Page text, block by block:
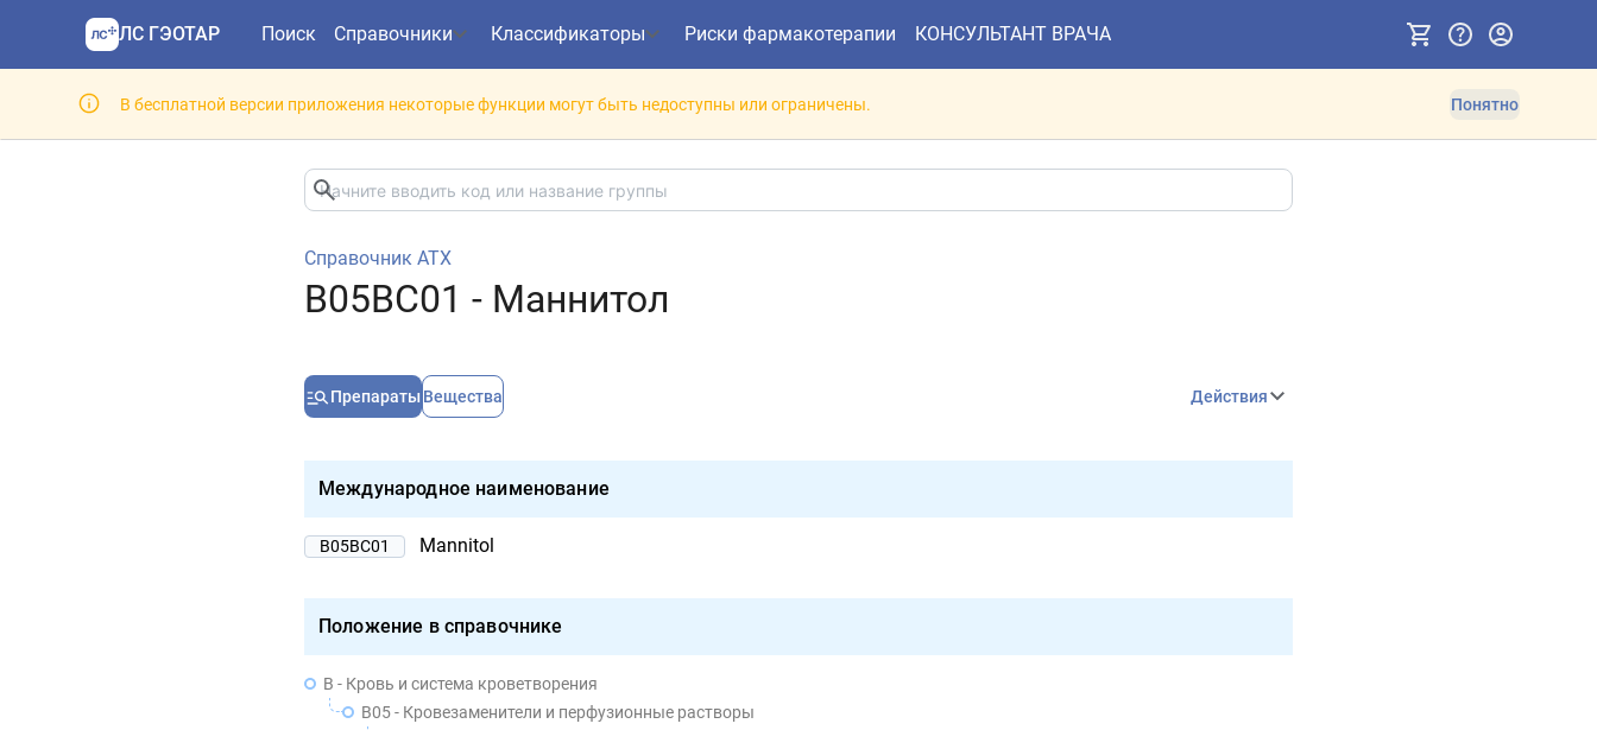
ЛС ГЭОТАР Поиск Справочники Классификаторы Риски фармакотерапии КОНСУЛЬТАНТ ВРАЧА
В бесплатной версии приложения некоторые функции могут быть недоступны или ограничены. Понятно
Справочник АТХ
B05BC01 - Маннитол
Препараты Вещества Действия
Международное наименование
B05BC01 Mannitol
Положение в справочнике
B - Кровь и система кроветворения
B05 - Кровезаменители и перфузионные растворы